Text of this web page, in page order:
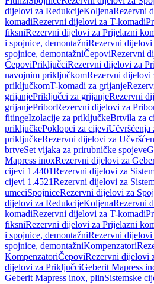
dijelovi za RedukcijeKoljenaRezervni
komadiRezervni dijelovi za T-komadi
fiksniRezervni dijelovi za Prijelazni
i spojnice, demontažniRezervni
spojnice, demontažniČepoviRezervni
ČepoviPriključciRezervni dijelovi za
navojnim priključkomRezervni dijelovi
priključkomT-komadi za grijanje
grijanjePriključci za grijanjeRezervni
grijanjePriborRezervni dijelovi za
fitingeIzolacije za priključkeBrtvila za
priključkePoklopci za cijeviUčvršćenja
priključkeRezervni dijelovi za
brtveSet vijaka za prirubničke spojeve
Mapress inoxRezervni dijelovi za
cijevi 1.4401Rezervni dijelovi za
cijevi 1.4521Rezervni dijelovi za
umeciSpojniceRezervni dijelovi za
dijelovi za RedukcijeKoljenaRezervni
komadiRezervni dijelovi za T-komadi
fiksniRezervni dijelovi za Prijelazni
i spojnice, demontažniRezervni
spojnice, demontažniKompenzatori
KompenzatoriČepoviRezervni dijelovi
dijelovi za PriključciGeberit Mapress
Geberit Mapress inox, plinSistemske